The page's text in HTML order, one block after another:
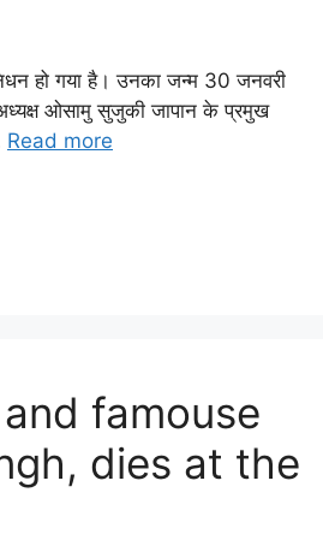
हो गया है। उनका जन्म 30 जनवरी
ओसामु सुजुकी जापान के प्रमुख
Read more
famouse
dies at the